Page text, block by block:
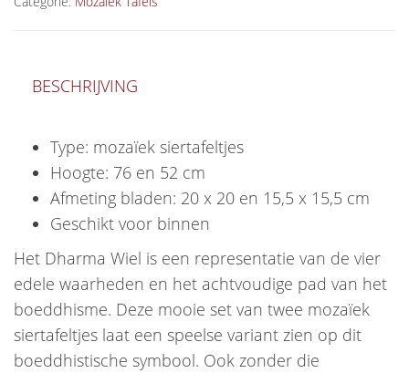
BESCHRIJVING
Type: mozaïek siertafeltjes
Hoogte: 76 en 52 cm
Afmeting bladen: 20 x 20 en 15,5 x 15,5 cm
Geschikt voor binnen
Het Dharma Wiel is een representatie van de vier
edele waarheden en het achtvoudige pad van het
boeddhisme. Deze mooie set van twee mozaïek
siertafeltjes laat een speelse variant zien op dit
boeddhistische symbool. Ook zonder die